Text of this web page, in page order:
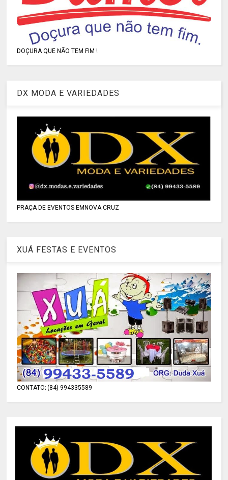
DOÇURA QUE NÃO TEM FIM !
DX MODA E VARIEDADES
PRAÇA DE EVENTOS EMNOVA CRUZ
XUÁ FESTAS E EVENTOS
CONTATO; (84) 994335589